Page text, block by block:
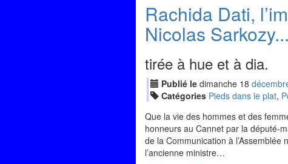
Rachida Dati,
Nicolas
tirée à hue et à dia.
Publié le dimanche 18 déc
Catégories Pieds dans le plat,
Que la vie des hommes et des
honneurs au Cannet par la député-
de la Communication à l’Assemblée
l’ancienne ministre…